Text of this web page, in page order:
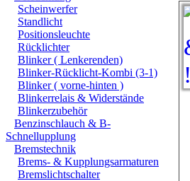
Scheinwerfer
Standlicht
Positionsleuchte
Rücklichter
Blinker ( Lenkerenden)
Blinker-Rücklicht-Kombi (3-1)
Blinker ( vorne-hinten )
Blinkerrelais & Widerstände
Blinkerzubehör
Benzinschlauch & B-
Schnellupplung
Bremstechnik
Brems- & Kupplungsarmaturen
Bremslichtschalter